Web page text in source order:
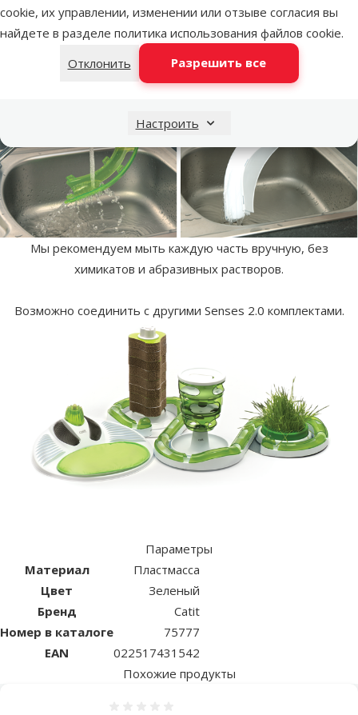
cookie, их управлении, изменении или отзыве согласия вы
найдете в разделе политика использования файлов cookie.
Отклонить
Разрешить все
Настроить
вытащите. Крышки снимаются аналогичным образом.
Легкий уход.
Мы рекомендуем мыть каждую часть вручную, без
химикатов и абразивных растворов.
Возможно соединить с другими Senses 2.0 комплектами.
Параметры
Материал
Пластмасса
Цвет
Зеленый
Бренд
Catit
Номер в каталоге
75777
EAN
022517431542
Похожие продукты